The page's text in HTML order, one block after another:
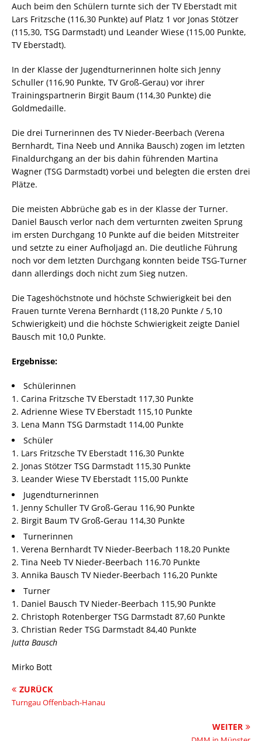
Auch beim den Schülern turnte sich der TV Eberstadt mit
Lars Fritzsche (116,30 Punkte) auf Platz 1 vor Jonas Stötzer
(115,30, TSG Darmstadt) und Leander Wiese (115,00 Punkte,
TV Eberstadt).
In der Klasse der Jugendturnerinnen holte sich Jenny
Schuller (116,90 Punkte, TV Groß-Gerau) vor ihrer
Trainingspartnerin Birgit Baum (114,30 Punkte) die
Goldmedaille.
Die drei Turnerinnen des TV Nieder-Beerbach (Verena
Bernhardt, Tina Neeb und Annika Bausch) zogen im letzten
Finaldurchgang an der bis dahin führenden Martina
Wagner (TSG Darmstadt) vorbei und belegten die ersten drei
Plätze.
Die meisten Abbrüche gab es in der Klasse der Turner.
Daniel Bausch verlor nach dem verturnten zweiten Sprung
im ersten Durchgang 10 Punkte auf die beiden Mitstreiter
und setzte zu einer Aufholjagd an. Die deutliche Führung
noch vor dem letzten Durchgang konnten beide TSG-Turner
dann allerdings doch nicht zum Sieg nutzen.
Die Tageshöchstnote und höchste Schwierigkeit bei den
Frauen turnte Verena Bernhardt (118,20 Punkte / 5,10
Schwierigkeit) und die höchste Schwierigkeit zeigte Daniel
Bausch mit 10,0 Punkte.
Ergebnisse:
Schülerinnen
1. Carina Fritzsche TV Eberstadt 117,30 Punkte
2. Adrienne Wiese TV Eberstadt 115,10 Punkte
3. Lena Mann TSG Darmstadt 114,00 Punkte
Schüler
1. Lars Fritzsche TV Eberstadt 116,30 Punkte
2. Jonas Stötzer TSG Darmstadt 115,30 Punkte
3. Leander Wiese TV Eberstadt 115,00 Punkte
Jugendturnerinnen
1. Jenny Schuller TV Groß-Gerau 116,90 Punkte
2. Birgit Baum TV Groß-Gerau 114,30 Punkte
Turnerinnen
1. Verena Bernhardt TV Nieder-Beerbach 118,20 Punkte
2. Tina Neeb TV Nieder-Beerbach 116.70 Punkte
3. Annika Bausch TV Nieder-Beerbach 116,20 Punkte
Turner
1. Daniel Bausch TV Nieder-Beerbach 115,90 Punkte
2. Christoph Rotenberger TSG Darmstadt 87,60 Punkte
3. Christian Reder TSG Darmstadt 84,40 Punkte
Jutta Bausch
Mirko Bott
ZURÜCK
Turngau Offenbach-Hanau
WEITER